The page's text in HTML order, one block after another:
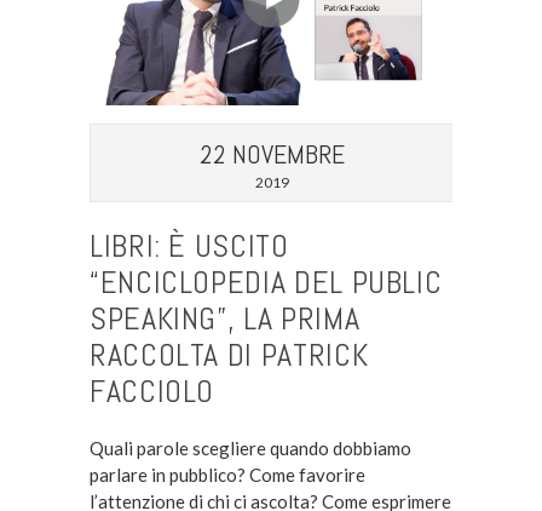
22 NOVEMBRE
2019
LIBRI: È USCITO
“ENCICLOPEDIA DEL PUBLIC
SPEAKING”, LA PRIMA
RACCOLTA DI PATRICK
FACCIOLO
Quali parole scegliere quando dobbiamo
parlare in pubblico? Come favorire
l’attenzione di chi ci ascolta? Come esprimere